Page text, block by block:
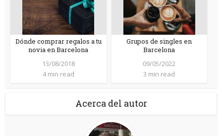
Dónde comprar regalos a tu
novia en Barcelona
13/08/2018
4 min read
Grupos de singles en
Barcelona
09/05/2022
3 min read
Acerca del autor